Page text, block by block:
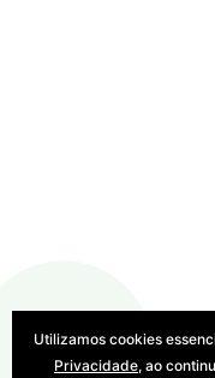
Utilizamos cookies
Privacidade, ao